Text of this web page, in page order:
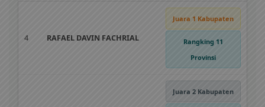
4 RAFAEL DAVIN FACHRIAL
Juara 1 Kabupaten
Rangking 11
Provinsi
Juara 2 Kabupaten